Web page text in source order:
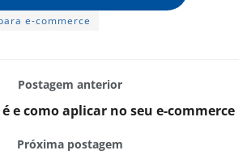
e-commerce
Postagem anterior
e como aplicar no seu e-commerce
Próxima postagem